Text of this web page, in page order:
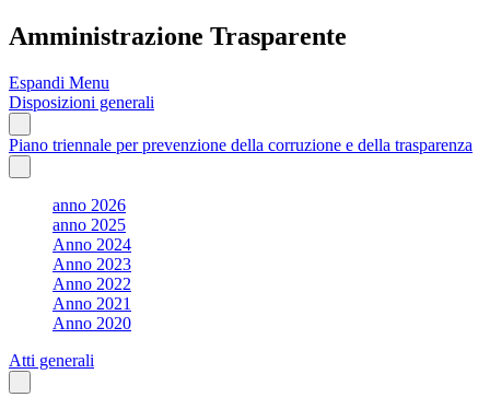
Amministrazione Trasparente
Espandi Menu
Disposizioni generali
Piano triennale per prevenzione della corruzione e della trasparenza
anno 2026
anno 2025
Anno 2024
Anno 2023
Anno 2022
Anno 2021
Anno 2020
Atti generali